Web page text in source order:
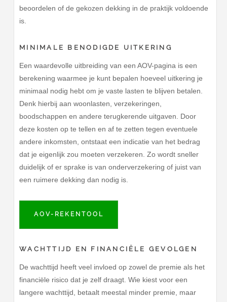
beoordelen of de gekozen dekking in de praktijk voldoende
is.
MINIMALE BENODIGDE UITKERING
Een waardevolle uitbreiding van een AOV-pagina is een
berekening waarmee je kunt bepalen hoeveel uitkering je
minimaal nodig hebt om je vaste lasten te blijven betalen.
Denk hierbij aan woonlasten, verzekeringen,
boodschappen en andere terugkerende uitgaven. Door
deze kosten op te tellen en af te zetten tegen eventuele
andere inkomsten, ontstaat een indicatie van het bedrag
dat je eigenlijk zou moeten verzekeren. Zo wordt sneller
duidelijk of er sprake is van onderverzekering of juist van
een ruimere dekking dan nodig is.
AOV-REKENTOOL
WACHTTIJD EN FINANCIËLE GEVOLGEN
De wachttijd heeft veel invloed op zowel de premie als het
financiële risico dat je zelf draagt. Wie kiest voor een
langere wachttijd, betaalt meestal minder premie, maar